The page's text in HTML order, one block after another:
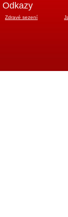
Odkazy
Zdravé sezení